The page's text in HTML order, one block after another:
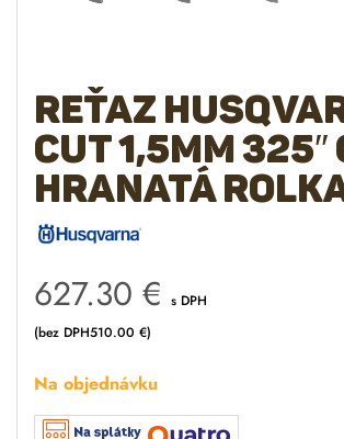
Reťaz
CUT 1,5mm 325″
hranatá
627.30 € s DPH
(bez DPH510.00 €)
Na objednávku